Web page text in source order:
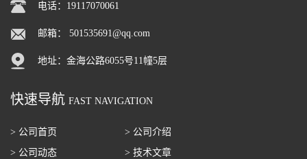
电话：19117070061
邮箱： 501535691@qq.com
地址：金海公路6055号11幢5层
快速导航 FAST NAVIGATION
> 公司首页
> 公司介绍
> 公司动态
> 技术文章